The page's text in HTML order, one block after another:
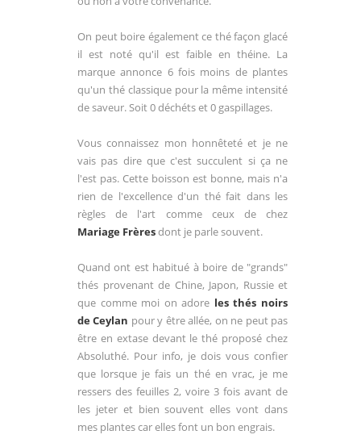
On peut boire également ce thé façon glacé
il est noté qu'il est faible en théine. La
marque annonce 6 fois moins de plantes
qu'un thé classique pour la même intensité
de saveur. Soit 0 déchéts et 0 gaspillages.
Vous connaissez mon honnêteté et je ne
vais pas dire que c'est succulent si ça ne
l'est pas. Cette boisson est bonne, mais n'a
rien de l'excellence d'un thé fait dans les
règles de l'art comme ceux de chez
Mariage Frèresdont je parle souvent.
Quand ont est habitué à boire de "grands"
thés provenant de Chine, Japon, Russie et
que comme moi on adore les thés noirs
de Ceylan pour y être allée, on ne peut pas
être en extase devant le thé proposé chez
Absoluthé. Pour info, je dois vous confier
que lorsque je fais un thé en vrac, je me
ressers des feuilles 2, voire 3 fois avant de
les jeter et bien souvent elles vont dans
mes plantes car elles font un bon engrais.